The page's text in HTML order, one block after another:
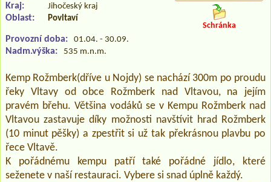
Kraj: Jihočeský kraj
Oblast: Povltaví
Provozní doba: 01.04. - 30.09.
Nadm.výška: 535 m.n.m.
Schránka
Kemp Rožmberk(dříve u Nojdy) se nachází 300m po proudu
řeky Vltavy od obce Rožmberk nad Vltavou, na jejím
pravém břehu. Většina vodáků se v Kempu Rožmberk nad
Vltavou zastavuje díky možnosti navštívit hrad Rožmberk
(10 minut pěšky) a zpestřit si už tak překrásnou plavbu po
řece Vltavě.
K pořádnému kempu patří také pořádné jídlo, které
seženete v naší restauraci. Vybere si snad úplně každý.